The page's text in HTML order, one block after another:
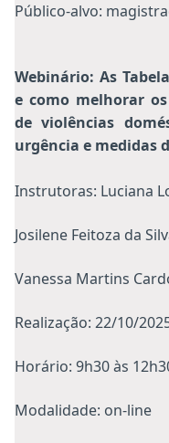
Público-alvo:
Webinário: As
e como melhorar
de violências
urgência e medidas
Instrutoras: Luciana
Josilene Feitoza da
Vanessa Martins
Realização: 22/10/
Horário: 9h30 às
Modalidade: on-line